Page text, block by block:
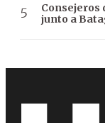
Consejeros
junto a